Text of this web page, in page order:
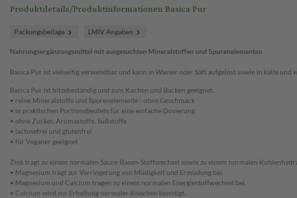
Produktdetails/Produktinformationen Basica Pur
Packungsbeilage LMIV Angaben
Nahrungsergänzungsmittel mit ausgesuchten Mineralstoffen und Spurenelementen
Basica Pur ist vielseitig verwendbar und kann in Wasser oder Saft aufgelöst sowie in kalte und
Basica Pur ist hitzebeständig und zum Kochen und Backen geeignet.
• reine Mineralstoffe und Spurenelemente - ohne Geschmack
• in praktischen Portionsbeuteln für eine einfache Dosierung
• ohne Zucker, Aromastoffe, Süßstoffe
• lactosefrei und glutenfrei
• für Veganer geeignet
Zink trägt zu einem normalen Säure-Basen-Stoffwechsel sowie zu einem normalen
• Magnesium trägt zur Verringerung von Müdigkeit und Ermüdung bei.
• Magnesium und Calcium tragen zu einem normalen Energiestoffwechsel bei.
• Calcium wird zur Erhaltung normaler Knochen benötigt.